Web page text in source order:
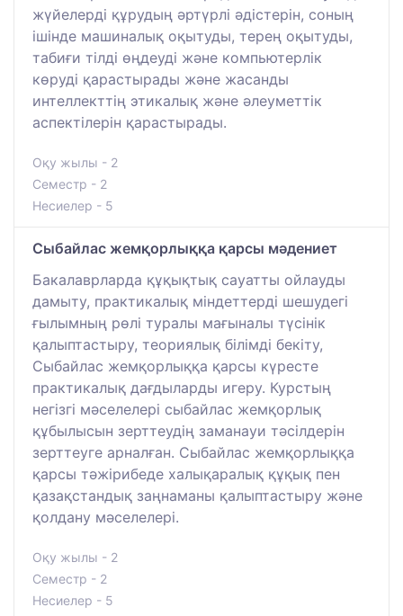
жүйелерді құрудың әртүрлі әдістерін, соның
ішінде машиналық оқытуды, терең оқытуды,
табиғи тілді өңдеуді және компьютерлік
көруді қарастырады және жасанды
интеллекттің этикалық және әлеуметтік
аспектілерін қарастырады.
Оқу жылы - 2
Семестр - 2
Несиелер - 5
Сыбайлас жемқорлыққа қарсы мәдениет
Бакалаврларда құқықтық сауатты ойлауды
дамыту, практикалық міндеттерді шешудегі
ғылымның рөлі туралы мағыналы түсінік
қалыптастыру, теориялық білімді бекіту,
Сыбайлас жемқорлыққа қарсы күресте
практикалық дағдыларды игеру. Курстың
негізгі мәселелері сыбайлас жемқорлық
құбылысын зерттеудің заманауи тәсілдерін
зерттеуге арналған. Сыбайлас жемқорлыққа
қарсы тәжірибеде халықаралық құқық пен
қазақстандық заңнаманы қалыптастыру және
қолдану мәселелері.
Оқу жылы - 2
Семестр - 2
Несиелер - 5